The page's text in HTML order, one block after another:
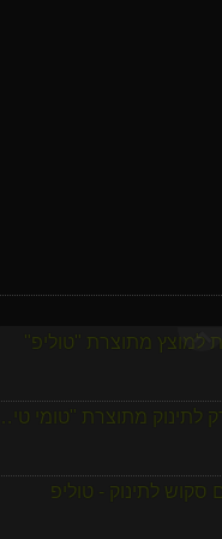
לרגל
למוצץ מתוצרת "טוליפ"
סקוש לתינוק - טוליפ